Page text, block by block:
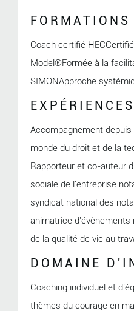
FORMATIONS
Coach certifié
Model®Formée à la
SIMONApproche
EXPÉRIENCES
Accompagnement depuis
monde du droit et de la
Rapporteur et co-auteur
sociale de l'entreprise
syndicat national des
animatrice
de la qualité de vie au
DOMAINE
Coaching individuel et
thèmes du courage en